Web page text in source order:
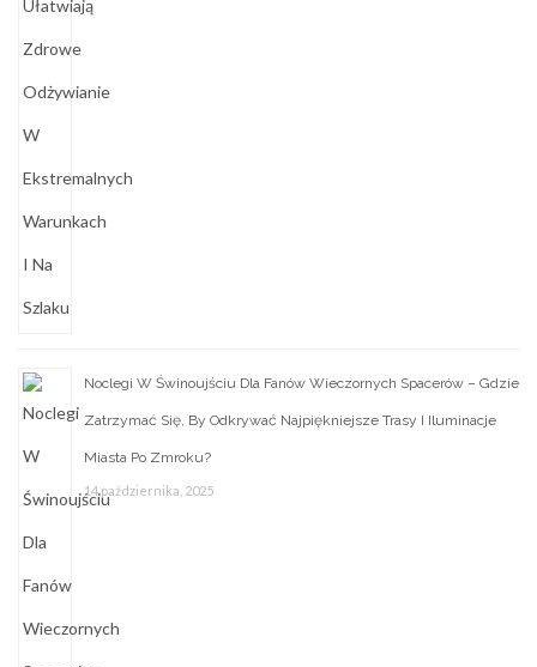
Noclegi W Świnoujściu Dla Fanów Wieczornych Spacerów – Gdzie
Zatrzymać Się, By Odkrywać Najpiękniejsze Trasy I Iluminacje
Miasta Po Zmroku?
14 października, 2025